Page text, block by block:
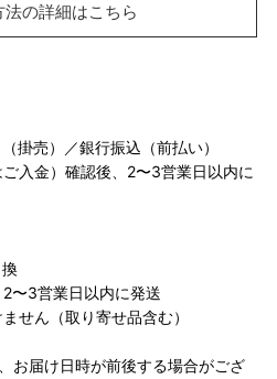
法の詳細はこちら
掛売）／銀行振込（前払い）
入金）確認後、2〜3営業日以内に
〜3営業日以内に発送
せん（取り寄せ品含む）
お届け日時が前後する場合がござ